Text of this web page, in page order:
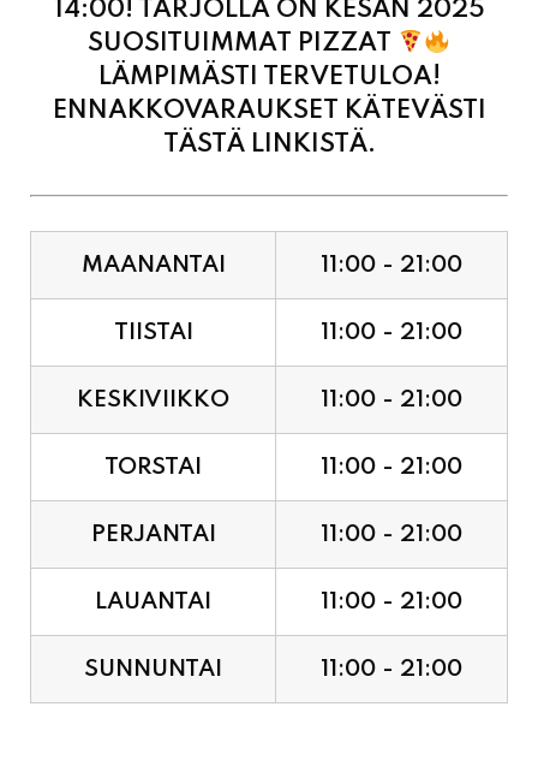
ENNAKKOVARAUKSET KÄTEVÄSTI
TÄSTÄ LINKISTÄ.
TIISTAI 11:00 - 21:00
KESKIVIIKKO 11:00 - 21:00
TORSTAI 11:00 - 21:00
PERJANTAI 11:00 - 21:00
LAUANTAI 11:00 - 21:00
SUNNUNTAI 11:00 - 21:00